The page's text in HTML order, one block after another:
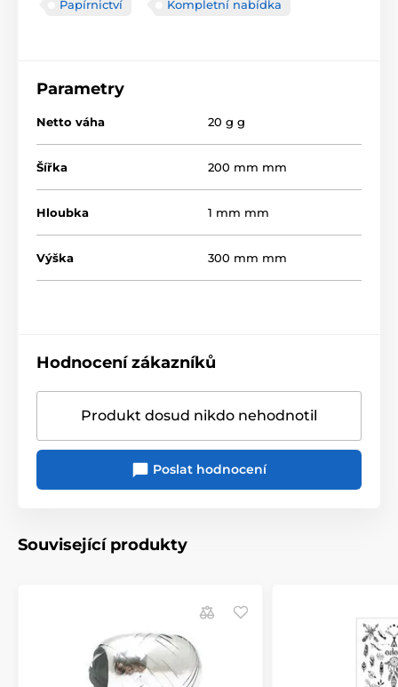
Papírnictví Kompletní nabídka
Parametry
Netto váha 20 g g
Šířka 200 mm mm
Hloubka 1 mm mm
Výška 300 mm mm
Hodnocení zákazníků
Produkt dosud nikdo nehodnotil
Poslat hodnocení
Související produkty